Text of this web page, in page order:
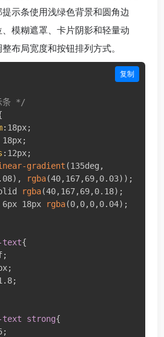
示条使用浅绿色背景和圆角边
模糊遮罩、卡片阴影和轻量动
布局宽度和按钮排列方式。
条 */
: 18px;
;
: 12px;
gradient (135deg ,
) , rgba(40,167,69,0.03) ) ;
rgba(40,167,69,0.18) ;
18px rgba(0,0,0,0.04) ;
text{
;
;
;
text strong{
;
复制